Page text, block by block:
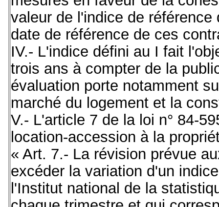
valeur de l'indice de
date de référence de ces
IV.- L'indice défini au I fait
trois ans à compter de la
évaluation porte notamment
marché du logement et la
V.- L'article 7 de la loi n° 84-
location-accession à la
« Art. 7.- La révision prévue
excéder la variation d'un
l'Institut national de la